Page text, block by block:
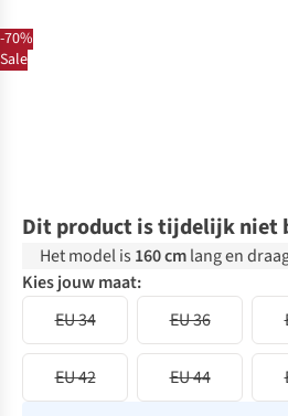
-70%
Sale
Dit product is tijdelijk niet
Het model is 160 cmlang en
Kies jouw maat:
EU 34
EU 36
EU 42 EU 44